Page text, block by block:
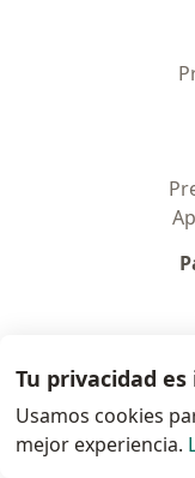
Tu privacidad
Usamos cookies
mejor experiencia.